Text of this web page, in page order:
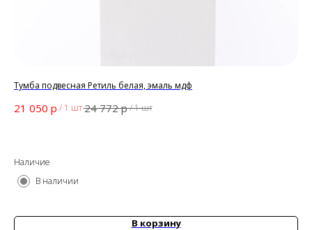
Тумба подвесная Ретиль белая, эмаль мдф
21 050 р / 1 шт24 772 р/1 шт
Наличие
В наличии
В корзину